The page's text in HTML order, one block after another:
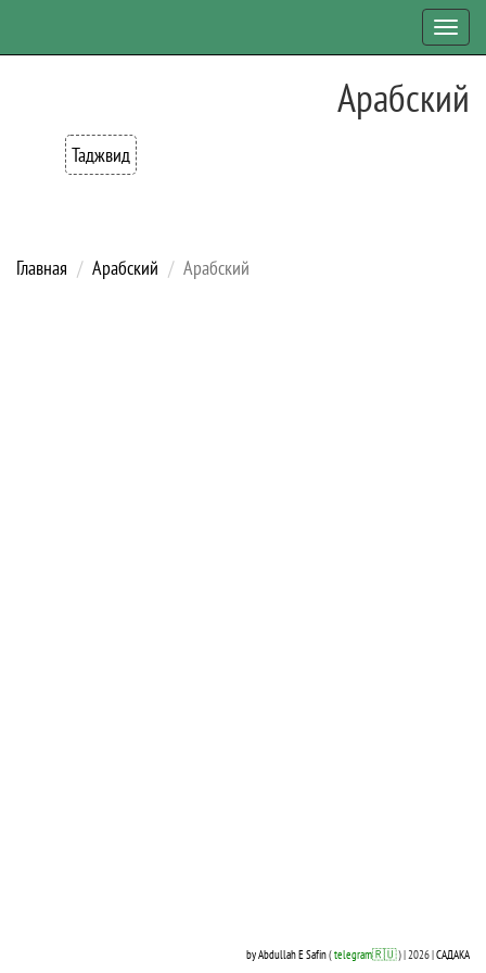
Арабский
Таджвид
Главная Арабский Арабский
by Abdullah E Safin(telegram🇷🇺) | 2026 |САДАКА